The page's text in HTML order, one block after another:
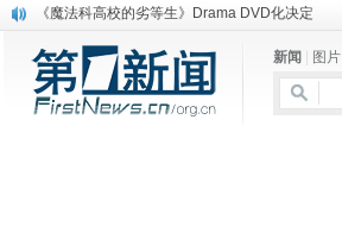
《魔法科高校的劣等生》Drama DVD化决定
消息称刘强东要求京东商城明年扭亏为盈
保健品也能吃出一身病? 康宝莱员工自揭多项家丑
煤价"跳水"电企利润"蹦高" 电煤联动亟待完善
新闻 图片